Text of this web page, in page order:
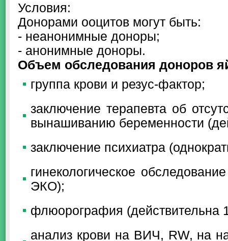
Условия:
Донорами ооцитов могут быть:
- неанонимные доноры;
- анонимные доноры.
Объем обследования доноров
группа крови и резус-фактор;
заключение терапевта об
вынашиванию беременности
заключение психиатра
гинекологическое
ЭКО);
флюорография (действительна
анализ крови на ВИЧ, RW, на